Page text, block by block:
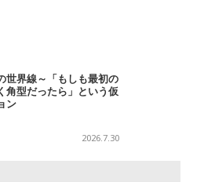
世界線～「もしも最初の
角型だったら」という仮
ン
2026.7.30